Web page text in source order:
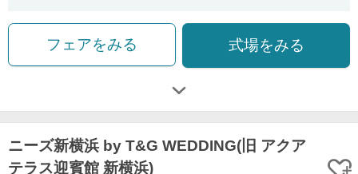
フェアをみる 式場をみる
ニーズ新横浜 by T&G WEDDING(旧 アクア
テラス迎賓館 新横浜)